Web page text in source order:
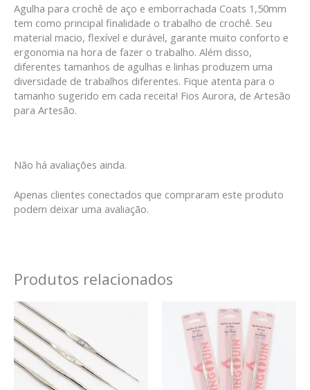
Agulha para crochê de aço e emborrachada Coats 1,50mm
tem como principal finalidade o trabalho de crochê. Seu
material macio, flexível e durável, garante muito conforto e
ergonomia na hora de fazer o trabalho. Além disso,
diferentes tamanhos de agulhas e linhas produzem uma
diversidade de trabalhos diferentes. Fique atenta para o
tamanho sugerido em cada receita! Fios Aurora, de Artesão
para Artesão.
Não há avaliações ainda.
Apenas clientes conectados que compraram este produto
podem deixar uma avaliação.
Produtos relacionados